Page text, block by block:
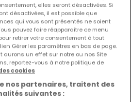
elles seront désactivées. Si
désactivées, il est possible que
qui vous sont présentés ne soient
pouvez faire réapparaître ce menu
retirer votre consentement à tout
Gérer les paramètres en bas de page.
aurons un effet sur notre ou nos Site
reportez-vous à notre politique de
cookies
nos partenaires, traitent des
suivantes :